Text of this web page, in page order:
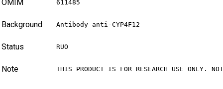
OMIM 611485
Background Antibody anti-CYP4F12
Status RUO
Note THIS PRODUCT IS FOR RESEARCH USE ONLY.